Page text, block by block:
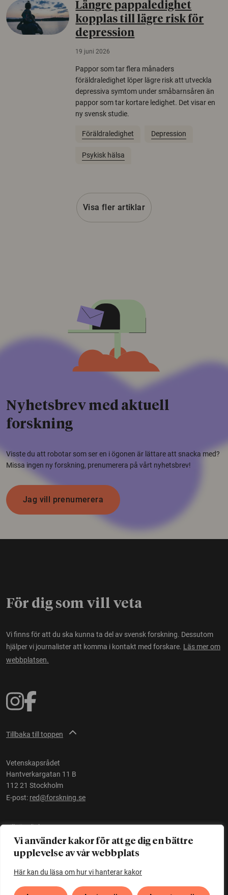
Vi använder kakor för att ge dig en bättre
upplevelse av vår webbplats
Här kan du läsa om hur vi hanterar kakor
Längre pappaledighet
kopplas till lägre risk för
depression
19 juni 2026
Pappor som tar flera månaders
föräldraledighet löper lägre risk att utveckla
depressiva symtom under småbarnsåren än
pappor som tar kortare ledighet. Det visar en
ny svensk studie.
Föräldraledighet Depression
Psykisk hälsa
Visa fler artiklar
Nyhetsbrev med aktuell
forskning
Visste du att robotar som ser en i ögonen är lättare att snacka med?
Missa ingen ny forskning, prenumerera på vårt nyhetsbrev!
Jag vill prenumerera
För dig som vill veta
Vi finns för att du ska kunna ta del av svensk forskning. Dessutom
hjälper vi journalister att komma i kontakt med forskare. Läs mer om
webbplatsen.
Tillbaka till toppen
Vetenskapsrådet
Hantverkargatan 11 B
112 21 Stockholm
E-post: red@forskning.se
Tillgänglighet
Ett initiativ avVetenskapsrådet